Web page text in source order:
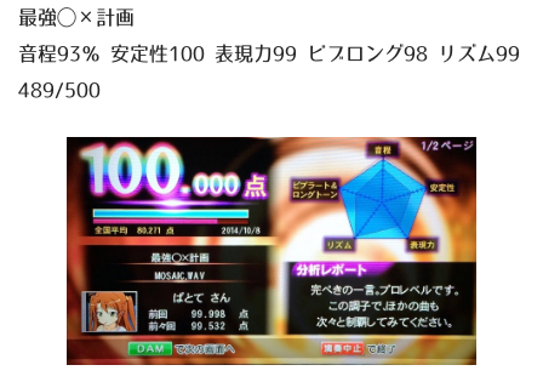
最強◯×計画
音程93％ 安定性100 表現力99 ビブロング98 リズム99
489/500